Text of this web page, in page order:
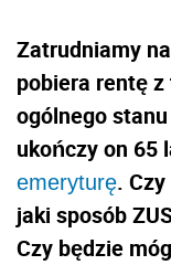
Zatrudniamy
pobiera rentę z
ogólnego
ukończy on 65
emeryturę.
jaki sposób
Czy będzie